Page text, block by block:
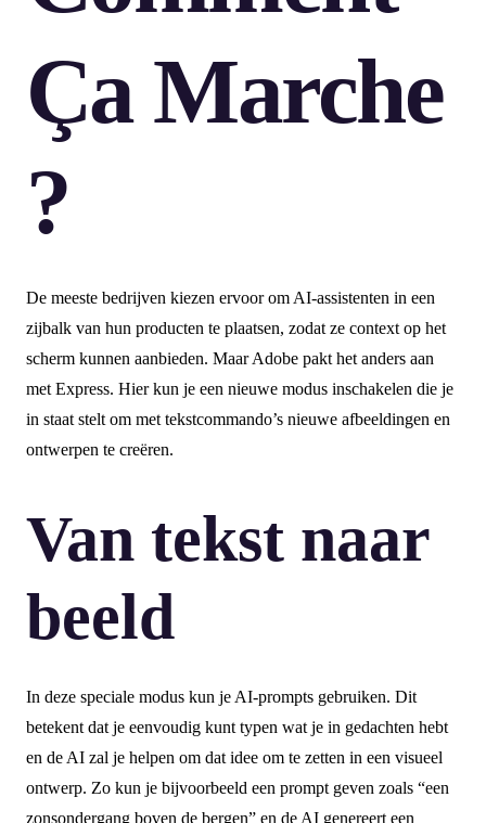
Ça Marche
?
De meeste bedrijven kiezen ervoor om AI-assistenten in een
zijbalk van hun producten te plaatsen, zodat ze context op het
scherm kunnen aanbieden. Maar Adobe pakt het anders aan
met Express. Hier kun je een nieuwe modus inschakelen die je
in staat stelt om met tekstcommando’s nieuwe afbeeldingen en
ontwerpen te creëren.
Van tekst naar
beeld
In deze speciale modus kun je AI-prompts gebruiken. Dit
betekent dat je eenvoudig kunt typen wat je in gedachten hebt
en de AI zal je helpen om dat idee om te zetten in een visueel
ontwerp. Zo kun je bijvoorbeeld een prompt geven zoals “een
zonsondergang boven de bergen” en de AI genereert een